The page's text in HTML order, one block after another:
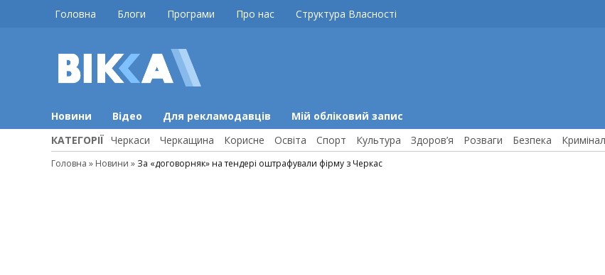
Головна Блоги Програми Про нас Структура Власності
Новини Відео Для рекламодавців Мій обліковий запис
КАТЕГОРІЇ Черкаси Черкащина Корисне Освіта Спорт Культура Здоров’я Розваги Безпека Кримінал
Головна » Новини » За «договорняк» на тендері оштрафували фірму з Черкас